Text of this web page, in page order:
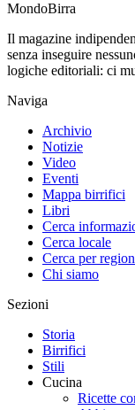
MondoBirra
Il magazine
senza inseguire
logiche editoriali: ci
Naviga
Archivio
Notizie
Video
Eventi
Mappa birrifici
Libri
Cerca
Cerca locale
Cerca per
Chi siamo
Sezioni
Storia
Birrifici
Stili
Cucina
Ricette